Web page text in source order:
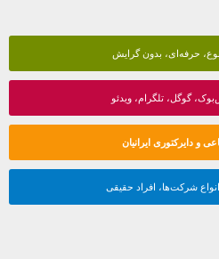
حرفه‌ای، بدون گرایش
گوگل، تلگرام، ویدئو
و دایرکتوری ایرانیان
انواع شرکت‌ها، افراد حقیقی